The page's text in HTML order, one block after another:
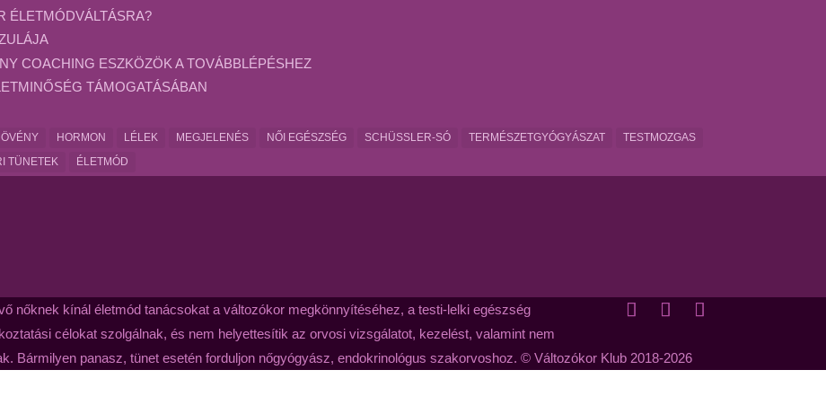
ÉLETMÓDVÁLTÁSRA?
COACHING ESZKÖZÖK A TOVÁBBLÉPÉSHEZ
TÁMOGATÁSÁBAN
HORMON LÉLEK MEGJELENÉS NŐI EGÉSZSÉG SCHÜSSLER-SÓ TERMÉSZETGYÓGYÁSZAT
TESTMOZGAS
TÜNETEK ÉLETMÓD
nőknek kínál életmód tanácsokat a változókor megkönnyítéséhez, a testi-lelki egészség
célokat szolgálnak, és nem helyettesítik az orvosi vizsgálatot, kezelést, valamint nem
Bármilyen panasz, tünet esetén forduljon nőgyógyász, endokrinológus szakorvoshoz. © Változókor Klub 2018-2026